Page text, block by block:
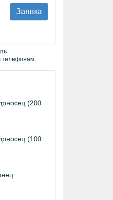
Заявка
телефонам.
(200
(100